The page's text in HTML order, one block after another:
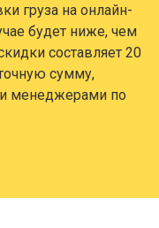
груза на онлайн-
будет ниже, чем
составляет 20
сумму,
менеджерами по